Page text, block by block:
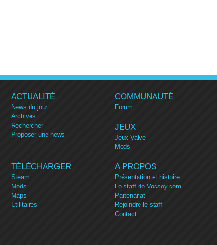
ACTUALITÉ
News du jour
Archives
Rechercher
Proposer une news
COMMUNAUTÉ
Forum
JEUX
Jeux Valve
Mods
TÉLÉCHARGER
Steam
Mods
Maps
Utilitaires
A PROPOS
Présentation et histoire
Le staff de Vossey.com
Partenariat
Rejoindre le staff
Contact